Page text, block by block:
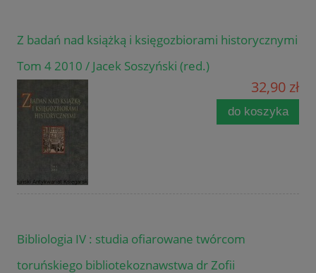
Z badań nad książką i księgozbiorami historycznymi
Tom 4 2010 / Jacek Soszyński (red.)
32,90 zł
do koszyka
Bibliologia IV : studia ofiarowane twórcom
toruńskiego bibliotekoznawstwa dr Zofii